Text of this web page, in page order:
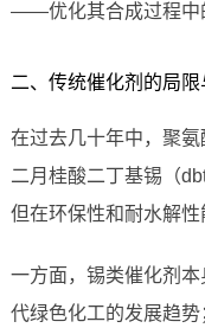
——优化其合成过程中
二、传统催化剂的局
在过去几十年中，聚
二月桂酸二丁基锡（
但在环保性和耐水解性
一方面，锡类催化剂
代绿色化工的发展趋